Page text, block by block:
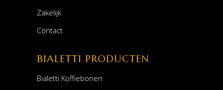
Zakelijk
Contact
BIALETTI PRODUCTEN
Bialetti Koffiebonen